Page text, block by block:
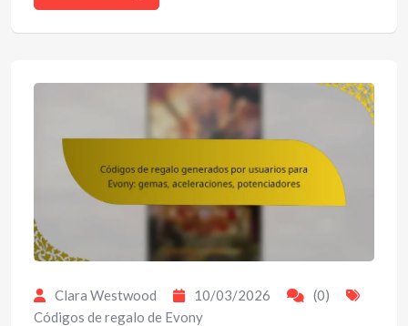
Clara Westwood 10/03/2026
(0)
Códigos de regalo de Evony